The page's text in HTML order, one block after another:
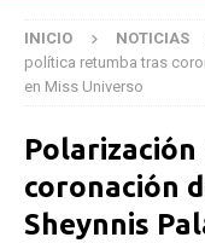
INICIO NOTICIAS
política retumba tras
en Miss Universo
coronación
Sheynnis